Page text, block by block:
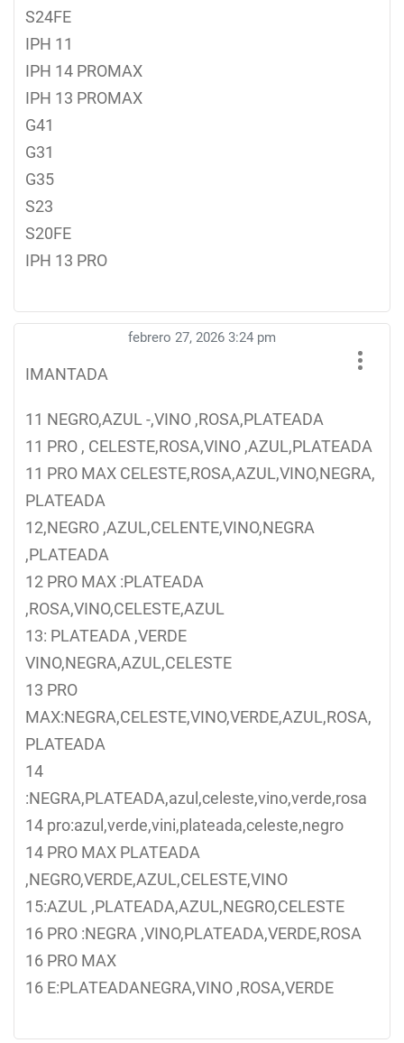
S24FE
IPH 11
IPH 14 PROMAX
IPH 13 PROMAX
G41
G31
G35
S23
S20FE
IPH 13 PRO
febrero 27, 2026 3:24 pm
IMANTADA
11 NEGRO,AZUL -,VINO ,ROSA,PLATEADA
11 PRO , CELESTE,ROSA,VINO ,AZUL,PLATEADA
11 PRO MAX CELESTE,ROSA,AZUL,VINO,NEGRA,
PLATEADA
12,NEGRO ,AZUL,CELENTE,VINO,NEGRA
,PLATEADA
12 PRO MAX :PLATEADA
,ROSA,VINO,CELESTE,AZUL
13: PLATEADA ,VERDE
VINO,NEGRA,AZUL,CELESTE
13 PRO
MAX:NEGRA,CELESTE,VINO,VERDE,AZUL,ROSA,
PLATEADA
14
:NEGRA,PLATEADA,azul,celeste,vino,verde,rosa
14 pro:azul,verde,vini,plateada,celeste,negro
14 PRO MAX PLATEADA
,NEGRO,VERDE,AZUL,CELESTE,VINO
15:AZUL ,PLATEADA,AZUL,NEGRO,CELESTE
16 PRO :NEGRA ,VINO,PLATEADA,VERDE,ROSA
16 PRO MAX
16 E:PLATEADANEGRA,VINO ,ROSA,VERDE